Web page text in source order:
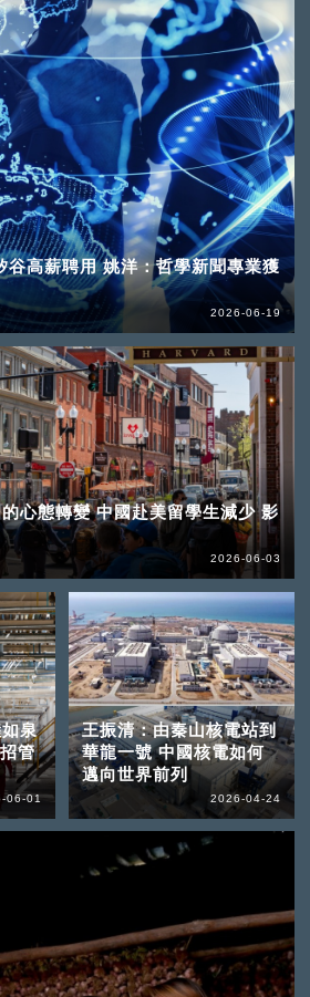
谷高薪聘用 姚洋：哲學新聞專業獲
2026-06-19
心態轉變 中國赴美留學生減少 影
2026-06-03
泉
管
06-01
王振清：由秦山核電站到
華龍一號 中國核電如何
邁向世界前列
2026-04-24